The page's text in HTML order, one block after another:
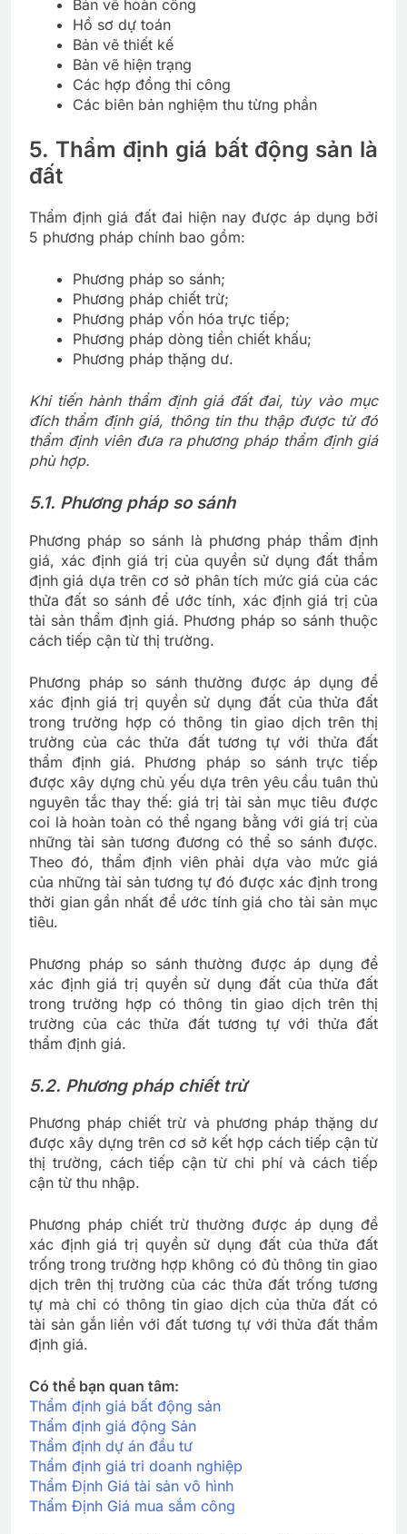
Bản vẽ hoàn công
Hồ sơ dự toán
Bản vẽ thiết kế
Bản vẽ hiện trạng
Các hợp đồng thi công
Các biên bản nghiệm thu từng phần
5. Thẩm định giá bất động sản là
đất
Thẩm định giá đất đai hiện nay được áp dụng bởi
5 phương pháp chính bao gồm:
Phương pháp so sánh;
Phương pháp chiết trừ;
Phương pháp vốn hóa trực tiếp;
Phương pháp dòng tiền chiết khấu;
Phương pháp thặng dư.
Khi tiến hành thẩm định giá đất đai, tùy vào mục
đích thẩm định giá, thông tin thu thập được từ đó
thẩm định viên đưa ra phương pháp thẩm định giá
phù hợp.
5.1. Phương pháp so sánh
Phương pháp so sánh là phương pháp thẩm định
giá, xác định giá trị của quyền sử dụng đất thẩm
định giá dựa trên cơ sở phân tích mức giá của các
thửa đất so sánh để ước tính, xác định giá trị của
tài sản thẩm định giá. Phương pháp so sánh thuộc
cách tiếp cận từ thị trường.
Phương pháp so sánh thường được áp dụng để
xác định giá trị quyền sử dụng đất của thửa đất
trong trường hợp có thông tin giao dịch trên thị
trường của các thửa đất tương tự với thửa đất
thẩm định giá. Phương pháp so sánh trực tiếp
được xây dựng chủ yếu dựa trên yêu cầu tuân thủ
nguyên tắc thay thế: giá trị tài sản mục tiêu được
coi là hoàn toàn có thể ngang bằng với giá trị của
những tài sản tương đương có thể so sánh được.
Theo đó, thẩm định viên phải dựa vào mức giá
của những tài sản tương tự đó được xác định trong
thời gian gần nhất để ước tính giá cho tài sản mục
tiêu.
Phương pháp so sánh thường được áp dụng để
xác định giá trị quyền sử dụng đất của thửa đất
trong trường hợp có thông tin giao dịch trên thị
trường của các thửa đất tương tự với thửa đất
thẩm định giá.
5.2. Phương pháp chiết trừ
Phương pháp chiết trừ và phương pháp thặng dư
được xây dựng trên cơ sở kết hợp cách tiếp cận từ
thị trường, cách tiếp cận từ chi phí và cách tiếp
cận từ thu nhập.
Phương pháp chiết trừ thường được áp dụng để
xác định giá trị quyền sử dụng đất của thửa đất
trống trong trường hợp không có đủ thông tin giao
dịch trên thị trường của các thửa đất trống tương
tự mà chỉ có thông tin giao dịch của thửa đất có
tài sản gắn liền với đất tương tự với thửa đất thẩm
định giá.
Có thể bạn quan tâm:
Thẩm định giá bất động sản
Thẩm định giá động Sản
Thẩm định dự án đầu tư
Thẩm định giá tri doanh nghiệp
Thẩm Định Giá tài sản vô hình
Thẩm Định Giá mua sắm công